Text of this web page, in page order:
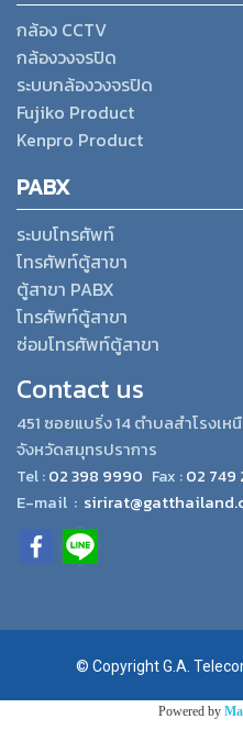
กล้อง CCTV
กล้องวงจรปิด
ระบบกล้องวงจรปิด
Fujiko Product
Kenpro Product
PABX
ระบบโทรศัพท์
โทรศัพท์ตู้สาขา
ตู้สาขา PABX
โทรศัพท์ตู้สาขา
ซ่อมโทรศัพท์ตู้สาขา
Contact us
451 ซอยแบริ่ง 14 ตำบลสำโรงเ
จังหวัดสมุทรปราการ
Tel :02 398 9990,| Fax :02 749
E-mail :
© Copyright G.A.
Powered by